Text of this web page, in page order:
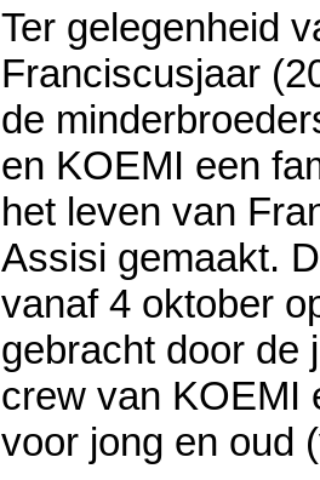
Ter gelegenheid
Franciscusjaar
de
en KOEMI een
het leven van
Assisi gemaakt.
vanaf 4 oktober
gebracht door de
crew van KOEMI
voor jong en oud